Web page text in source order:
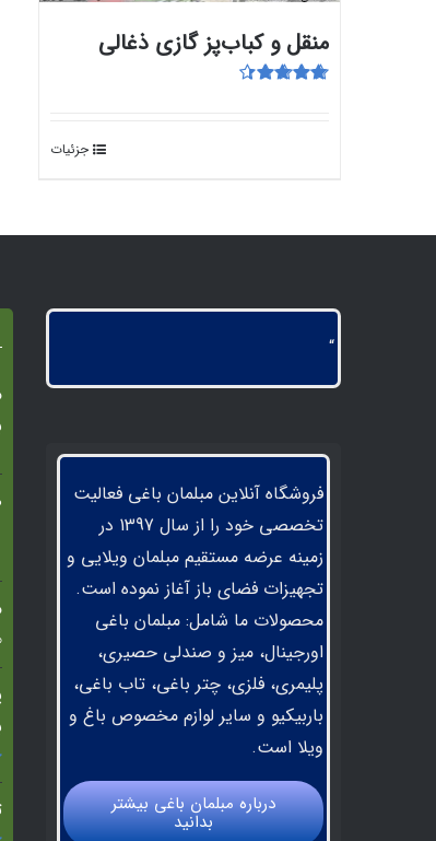
منقل و کباب‌پز گازی ذغالی
جزئیات
“
فروشگاه آنلاین مبلمان باغی فعالیت
تخصصی خود را از سال 1397 در
زمینه عرضه مستقیم مبلمان ویلایی و
تجهیزات فضای باز آغاز نموده است.
محصولات ما شامل: مبلمان باغی
اورجینال، میز و صندلی حصیری،
پلیمری، فلزی، چتر باغی، تاب باغی،
باربیکیو و سایر لوازم مخصوص باغ و
ویلا است.
درباره مبلمان باغي بيشتر
بدانيد